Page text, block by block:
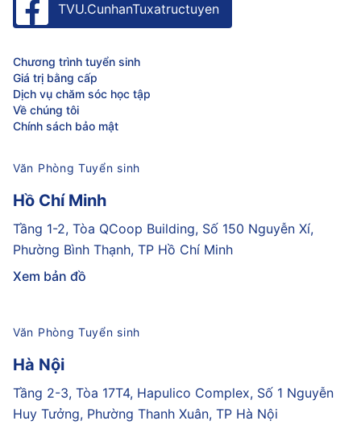
TVU.CunhanTuxatructuyen
Chương trình tuyển sinh
Giá trị bằng cấp
Dịch vụ chăm sóc học tập
Về chúng tôi
Chính sách bảo mật
Văn Phòng Tuyển sinh
Hồ Chí Minh
Tầng 1-2, Tòa QCoop Building, Số 150 Nguyễn Xí,
Phường Bình Thạnh, TP Hồ Chí Minh
Xem bản đồ
Văn Phòng Tuyển sinh
Hà Nội
Tầng 2-3, Tòa 17T4, Hapulico Complex, Số 1 Nguyễn
Huy Tưởng, Phường Thanh Xuân, TP Hà Nội